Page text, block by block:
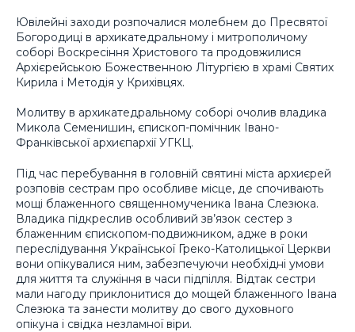
Ювілейні заходи розпочалися молебнем до Пресвятої
Богородиці в архикатедральному і митрополичому
соборі Воскресіння Христового та продовжилися
Архієрейською Божественною Літургією в храмі Святих
Кирила і Методія у Крихівцях.
Молитву в архикатедральному соборі очолив владика
Микола Семенишин, єпископ-помічник Івано-
Франківської архиєпархії УГКЦ.
Під час перебування в головній святині міста архиєрей
розповів сестрам про особливе місце, де спочивають
мощі блаженного священномученика Івана Слезюка.
Владика підкреслив особливий зв’язок сестер з
блаженним єпископом-подвижником, адже в роки
переслідування Української Греко-Католицької Церкви
вони опікувалися ним, забезпечуючи необхідні умови
для життя та служіння в часи підпілля. Відтак сестри
мали нагоду приклонитися до мощей блаженного Івана
Слезюка та занести молитву до свого духовного
опікуна і свідка незламної віри.